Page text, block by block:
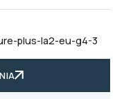
plus-la2-eu-g4-3